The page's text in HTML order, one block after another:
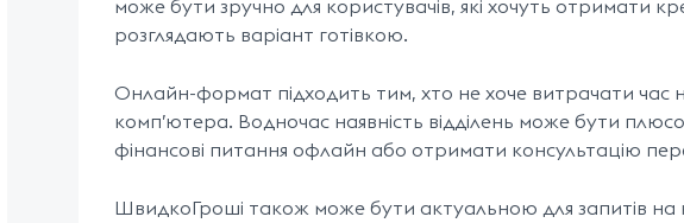
може бути зручно для користувачів, які хочуть отримати
розглядають варіант готівкою.
Онлайн-формат підходить тим, хто не хоче витрачати час
комп’ютера. Водночас наявність відділень може бути
фінансові питання офлайн або отримати консультацію
ШвидкоГроші також може бути актуальною для запитів на